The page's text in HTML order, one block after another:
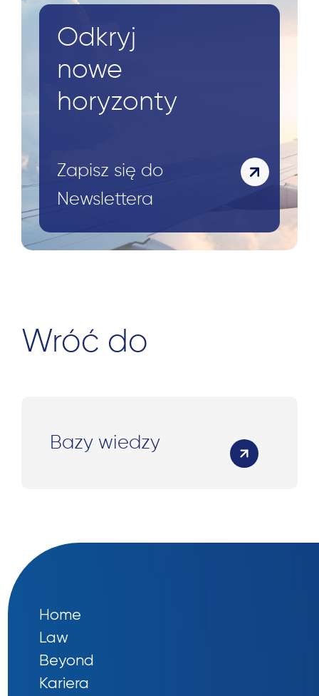
Odkryj
nowe
horyzonty
Zapisz się do
Newslettera
Wróć do
Bazy wiedzy
Home
Law
Beyond
Kariera